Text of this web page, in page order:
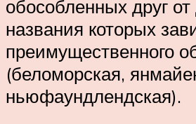
обособленных друг от
названия которых
преимущественного
(беломорская,
ньюфаундлендская).